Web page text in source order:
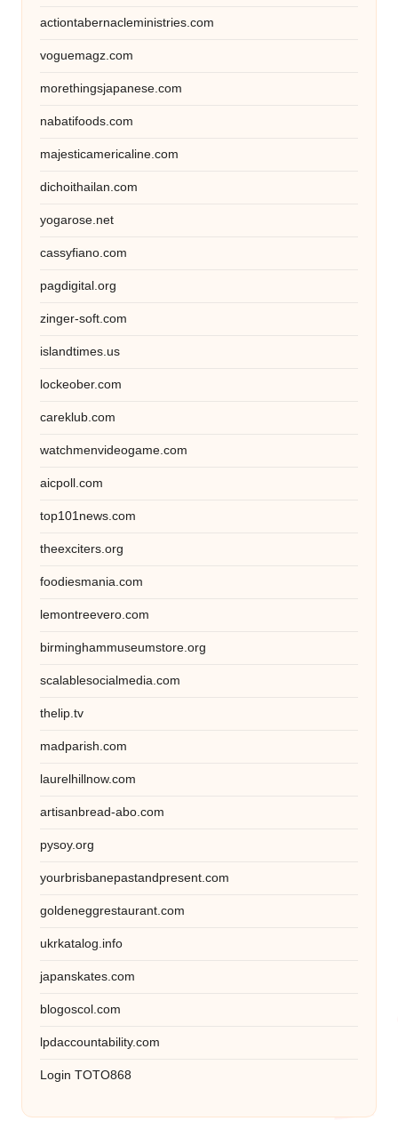
actiontabernacleministries.com
voguemagz.com
morethingsjapanese.com
nabatifoods.com
majesticamericaline.com
dichoithailan.com
yogarose.net
cassyfiano.com
pagdigital.org
zinger-soft.com
islandtimes.us
lockeober.com
careklub.com
watchmenvideogame.com
aicpoll.com
top101news.com
theexciters.org
foodiesmania.com
lemontreevero.com
birminghammuseumstore.org
scalablesocialmedia.com
thelip.tv
madparish.com
laurelhillnow.com
artisanbread-abo.com
pysoy.org
yourbrisbanepastandpresent.com
goldeneggrestaurant.com
ukrkatalog.info
japanskates.com
blogoscol.com
lpdaccountability.com
Login TOTO868